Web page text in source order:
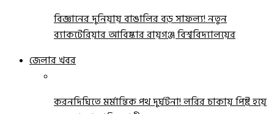
বিজ্ঞানের দুনিয়ায় বাঙালির বড় সাফল্য! নতুন
ব্যাকটেরিয়ার আবিষ্কার রায়গঞ্জ বিশ্ববিদ্যালয়ের
জেলার খবর
করনদিঘিতে মর্মান্তিক পথ দুর্ঘটনা! লরির চাকায় পিষ্ট হয়ে